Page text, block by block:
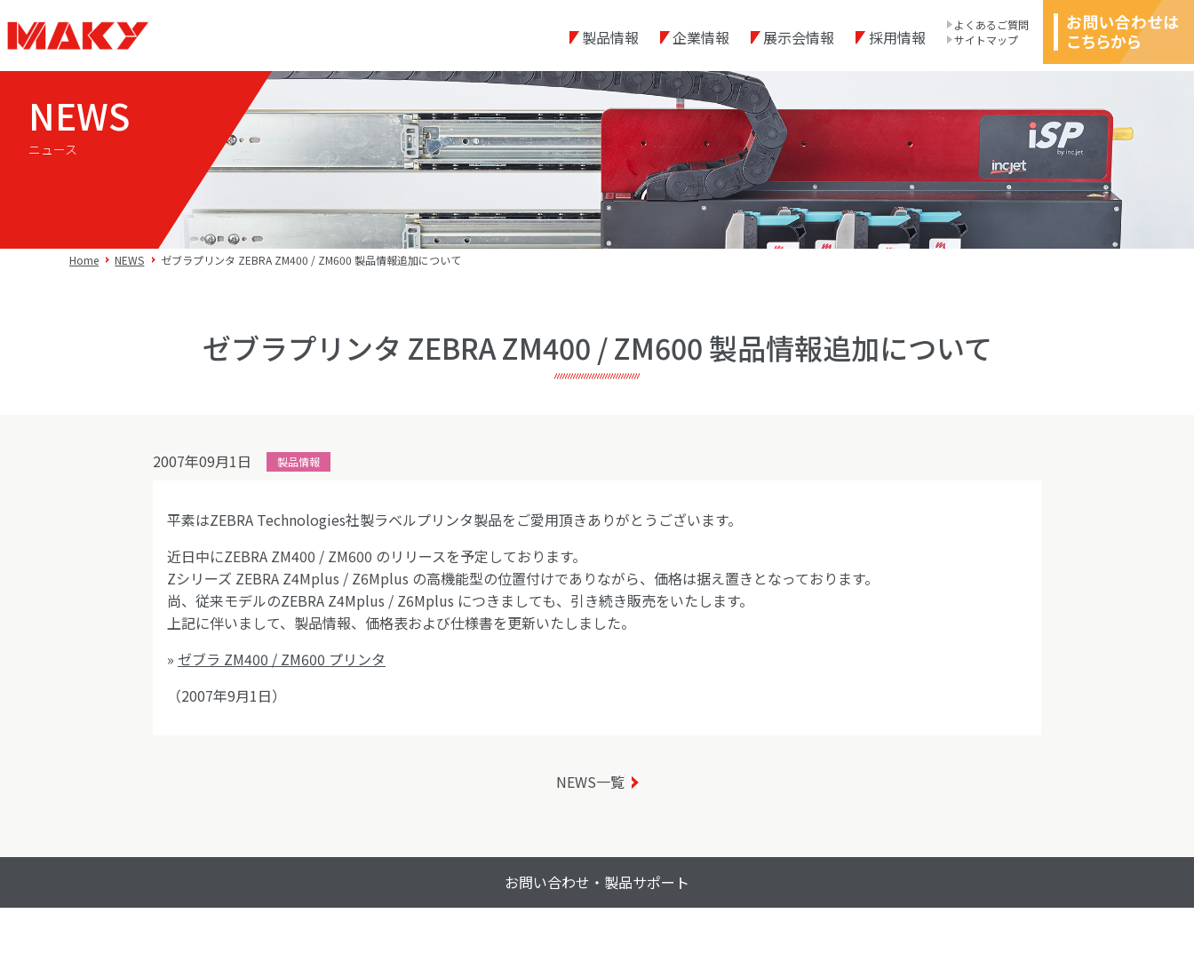
製品情報 企業情報 展示会情報 採用情報
よくあるご質問
サイトマップ
NEWS
ニュース
Home NEWS ゼブラプリンタ ZEBRA ZM400 / ZM600 製品情報追加について
ゼブラプリンタ ZEBRA ZM400 / ZM600 製品情報追加について
2007年09月1日 製品情報
平素はZEBRA Technologies社製ラベルプリンタ製品をご愛用頂きありがとうございます。
近日中にZEBRA ZM400 / ZM600 のリリースを予定しております。
Zシリーズ ZEBRA Z4Mplus / Z6Mplus の高機能型の位置付けでありながら、価格は据え置きとなっております。
尚、従来モデルのZEBRA Z4Mplus / Z6Mplus につきましても、引き続き販売をいたします。
上記に伴いまして、製品情報、価格表および仕様書を更新いたしました。
» ゼブラ ZM400 / ZM600 プリンタ
（2007年9月1日）
NEWS一覧
お問い合わせ・製品サポート